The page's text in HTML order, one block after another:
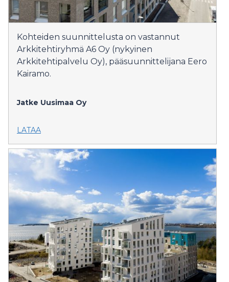
Kohteiden suunnittelusta on vastannut
Arkkitehtiryhmä A6 Oy (nykyinen
Arkkitehtipalvelu Oy), pääsuunnittelijana Eero
Kairamo.
Jatke Uusimaa Oy
LATAA